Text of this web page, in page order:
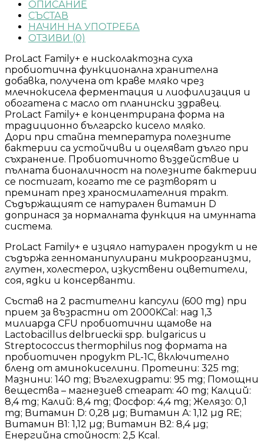
ОПИСАНИЕ
СЪСТАВ
НАЧИН НА УПОТРЕБА
ОТЗИВИ (0)
ProLact Family+ е нисколактозна суха
пробиотична функционална хранителна
добавка, получена от краве мляко чрез
млечнокисела ферментация и лиофилизация и
обогатена с масло от планински здравец.
ProLact Family+ е концентрирана форма на
традиционно българско кисело мляко.
Дори при стайна температура полезните
бактерии са устойчиви и оцеляват дълго при
съхранение. Пробиотичното въздействие и
пълната бионаличност на полезните бактерии
се постигат, когато те се разтворят и
преминат през храносмилателния тракт.
Съдържащият се натурален витамин D
допринася за нормалната функция на имунната
система.
ProLact Family+ е изцяло натурален продукт и не
съдържа генноманипулирани микроорганизми,
глутен, холестерол, изкуствени оцветители,
соя, ядки и консерванти.
Състав на 2 растителни капсули (600 mg) при
прием за възрастни от 2000KCal: над 1,3
милиарда CFU пробиотични щамове на
Lactobacillus delbrueckii spp. bulgaricus и
Streptococcus thermophilus под формата на
пробиотичен продукт PL-1C, включително
бленд от аминокиселини. Протеини: 325 mg;
Мазнини: 140 mg; Въглехидрати: 95 mg; Помощни
вещества – магнезиев стеарат: 40 mg; Калций:
8,4 mg; Калий: 8,4 mg; Фосфор: 4,4 mg; Желязо: 0,1
mg; Витамин D: 0,28 µg; Витамин А: 1,12 µg RE;
Витамин В1: 1,12 µg; Витамин В2: 8,4 µg;
Енергийна стойност: 2,5 Kcal.